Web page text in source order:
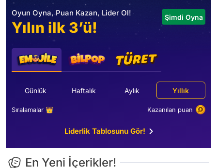
Oyun Oyna, Puan Kazan, Lider Ol!
Yılın ilk 3’ü!
Şimdi Oyna
Günlük Haftalık Aylık Yıllık
Sıralamalar 👑 Kazanılan puan
Liderlik Tablosunu Gör!
En Yeni İçerikler!